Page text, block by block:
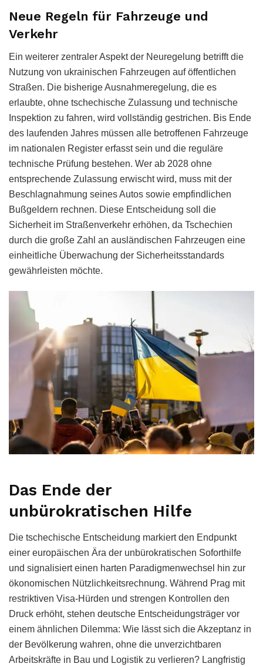
Neue Regeln für Fahrzeuge und
Verkehr
Ein weiterer zentraler Aspekt der Neuregelung betrifft die
Nutzung von ukrainischen Fahrzeugen auf öffentlichen
Straßen. Die bisherige Ausnahmeregelung, die es
erlaubte, ohne tschechische Zulassung und technische
Inspektion zu fahren, wird vollständig gestrichen. Bis Ende
des laufenden Jahres müssen alle betroffenen Fahrzeuge
im nationalen Register erfasst sein und die reguläre
technische Prüfung bestehen. Wer ab 2028 ohne
entsprechende Zulassung erwischt wird, muss mit der
Beschlagnahmung seines Autos sowie empfindlichen
Bußgeldern rechnen. Diese Entscheidung soll die
Sicherheit im Straßenverkehr erhöhen, da Tschechien
durch die große Zahl an ausländischen Fahrzeugen eine
einheitliche Überwachung der Sicherheitsstandards
gewährleisten möchte.
Das Ende der
unbürokratischen Hilfe
Die tschechische Entscheidung markiert den Endpunkt
einer europäischen Ära der unbürokratischen Soforthilfe
und signalisiert einen harten Paradigmenwechsel hin zur
ökonomischen Nützlichkeitsrechnung. Während Prag mit
restriktiven Visa-Hürden und strengen Kontrollen den
Druck erhöht, stehen deutsche Entscheidungsträger vor
einem ähnlichen Dilemma: Wie lässt sich die Akzeptanz in
der Bevölkerung wahren, ohne die unverzichtbaren
Arbeitskräfte in Bau und Logistik zu verlieren? Langfristig